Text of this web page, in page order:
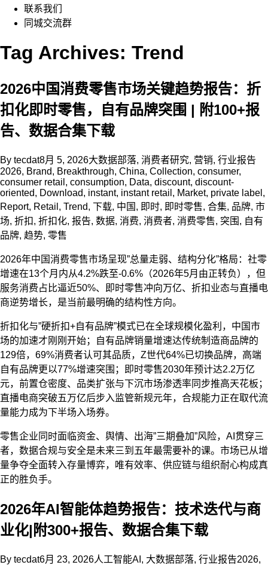
联系我们
同城交流群
Tag Archives: Trend
2026中国消费零售市场关键趋势报告：折
扣化即时零售，自有品牌突围 | 附100+报
告、数据合集下载
By tecdat8月 5, 2026大数据部落, 消费者研究, 营销, 行业报告
2026, Brand, Breakthrough, China, Collection, consumer,
consumer retail , consumption, Data, discount, discount-
oriented, Download, instant, instant retail , Market, private label ,
Report, Retail , Trend, 下载, 中国 , 即时, 即时零售, 合集, 品牌, 市
场, 折扣 , 折扣化, 报告, 数据, 消费, 消费者, 消费零售, 突围 , 自有
品牌, 趋势, 零售
2026年中国消费零售市场呈现”总量走弱、结构分化”格局：社零
增速在13个月内从4.2%跌至-0.6%（2026年5月由正转负），但
服务消费占比逼近50%、即时零售冲向万亿、折扣业态与直播电
商逆势增长，是当前最明确的结构性方向。
折扣化与”硬折扣+自有品牌”模式已在全球规模化盈利，中国市
场的加速才刚刚开始；自有品牌销量增速达传统制造商品牌的
129倍，69%消费者认可其品质，Z世代64%已切换品牌，高端
自有品牌更以77%增速突围；即时零售2030年预计达2.2万亿
元，前置仓密度、品类扩张与下沉市场渗透率同步推高天花板；
直播电商突破五万亿后步入监管新规元年，合规能力正在取代流
量能力成为下半场入场券。
零售企业同时面临资金、舆情、出海”三期叠加”风险，AI贯穿三
者，数据合规与安全是未来三到五年最需要补的课。市场已从增
量争夺全面转入存量博弈，唯有效率、供应链与组织耐心构成真
正的胜负手。
2026年AI智能体趋势报告：技术迭代与商
业化|附300+报告、数据合集下载
By tecdat6月 23, 2026人工智能AI , 大数据部落, 行业报告2026,